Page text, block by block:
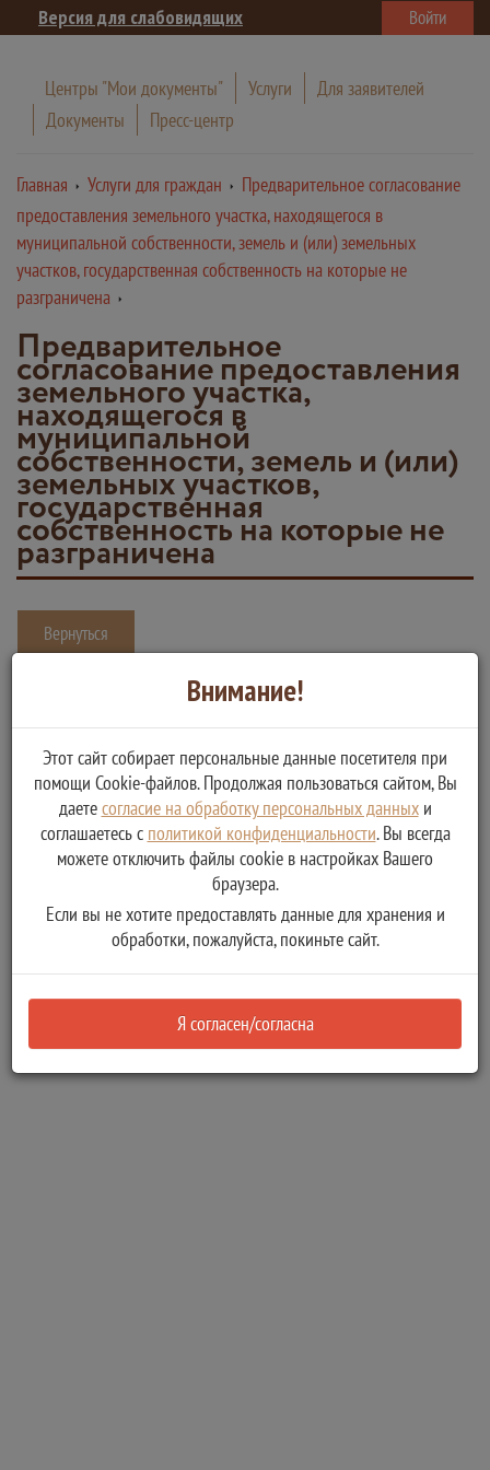
Версия для слабовидящих Войти
Центры "Мои документы" Услуги
Для заявителей
Документы
Пресс-центр
Главная Услуги для граждан
Предварительное согласование
предоставления земельного участка, находящегося в
муниципальной собственности, земель и (или) земельных
участков, государственная собственность на которые не
разграничена
Предварительное
согласование предоставления
земельного участка,
находящегося в
муниципальной
собственности, земель и (или)
земельных участков,
государственная
собственность на которые не
разграничена
Вернуться
Предварительное согласование предоставления земельного
которые не разграничена
Услугу предоставляет
Администрация Нелидовского городского округа Тверской
области
Направление (выдача) заявителю постановления (отказа) о
предварительном согласовании предоставления
земельного участка
Внимание!
Этот сайт собирает персональные данные посетителя при
помощи Cookie-файлов. Продолжая пользоваться сайтом, Вы
даетесогласие на обработку персональных данныхи
соглашаетесь с политикой конфиденциальности. Вы всегда
можете отключить файлы cookie в настройках Вашего
браузера.
Если вы не хотите предоставлять данные для хранения и
обработки, пожалуйста, покиньте сайт.
Я согласен/согласна